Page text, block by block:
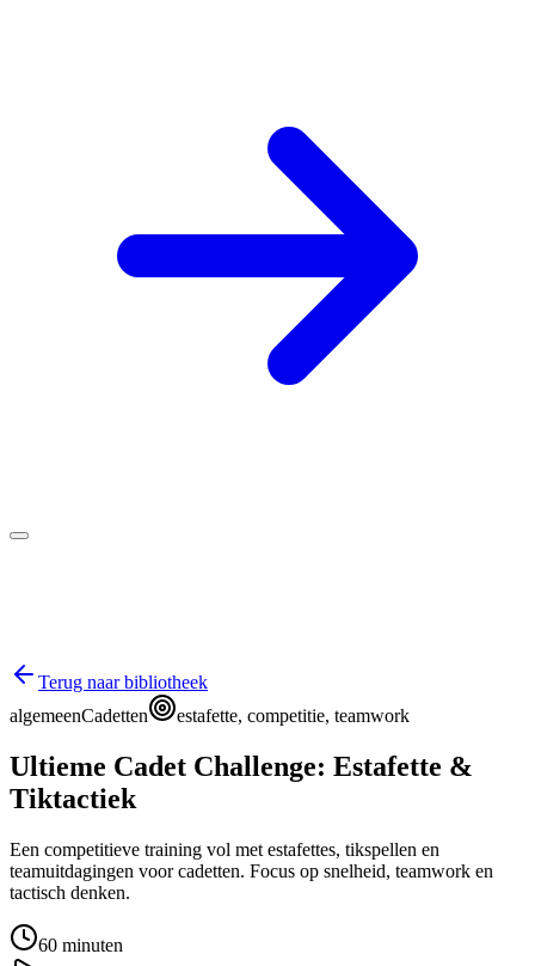
Terug naar bibliotheek
algemeenCadetten estafette, competitie, teamwork
Ultieme Cadet Challenge: Estafette &
Tiktactiek
Een competitieve training vol met estafettes, tikspellen en
teamuitdagingen voor cadetten. Focus op snelheid, teamwork en
tactisch denken.
60 minuten